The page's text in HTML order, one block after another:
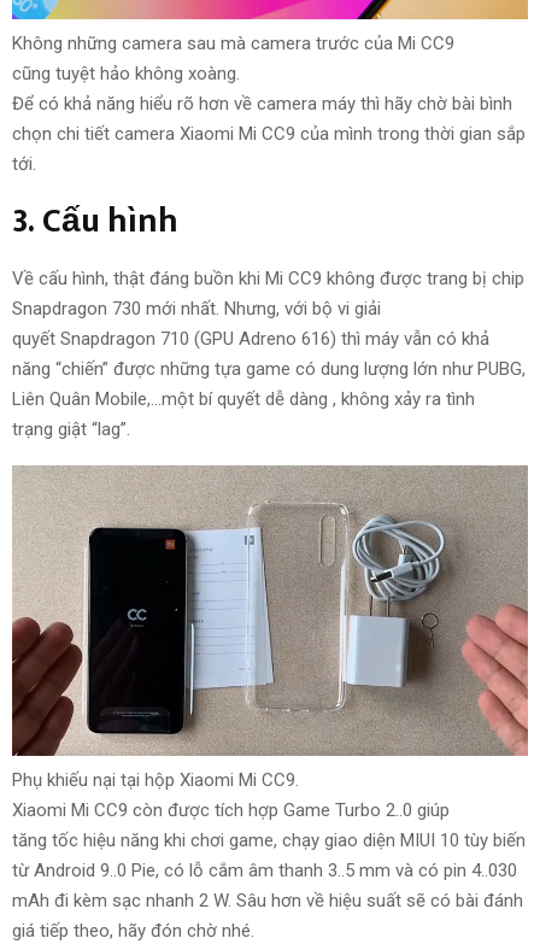
Không những camera sau mà camera trước của Mi CC9
cũng tuyệt hảo không xoàng.
Để có khả năng hiểu rõ hơn về camera máy thì hãy chờ bài bình
chọn chi tiết camera Xiaomi Mi CC9 của mình trong thời gian sắp
tới.
3.Cấu hình
Về cấu hình, thật đáng buồn khi Mi CC9 không được trang bị chip
Snapdragon 730 mới nhất. Nhưng, với bộ vi giải
quyết Snapdragon 710 (GPU Adreno 616) thì máy vẫn có khả
năng “chiến” được những tựa game có dung lượng lớn như PUBG,
Liên Quân Mobile,…một bí quyết dễ dàng , không xảy ra tình
trạng giật “lag”.
Phụ khiếu nại tại hộp Xiaomi Mi CC9.
Xiaomi Mi CC9 còn được tích hợp Game Turbo 2..0 giúp
tăng tốc hiệu năng khi chơi game, chạy giao diện MIUI 10 tùy biến
từ Android 9..0 Pie, có lỗ cắm âm thanh 3..5 mm và có pin 4..030
mAh đi kèm sạc nhanh 2 W. Sâu hơn về hiệu suất sẽ có bài đánh
giá tiếp theo, hãy đón chờ nhé.